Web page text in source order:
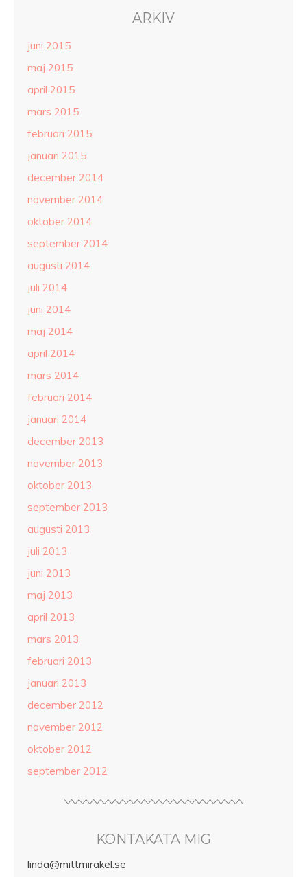
ARKIV
juni 2015
maj 2015
april 2015
mars 2015
februari 2015
januari 2015
december 2014
november 2014
oktober 2014
september 2014
augusti 2014
juli 2014
juni 2014
maj 2014
april 2014
mars 2014
februari 2014
januari 2014
december 2013
november 2013
oktober 2013
september 2013
augusti 2013
juli 2013
juni 2013
maj 2013
april 2013
mars 2013
februari 2013
januari 2013
december 2012
november 2012
oktober 2012
september 2012
KONTAKATA MIG
linda@mittmirakel.se